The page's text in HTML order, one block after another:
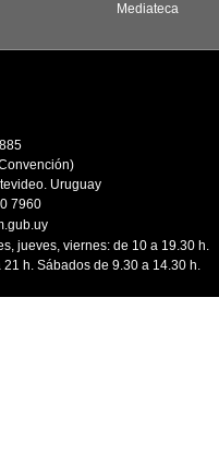
Mediateca
Uruguay
7960
jueves, viernes: de 10 a 19.30 h.
21 h. Sábados de 9.30 a 14.30 h.